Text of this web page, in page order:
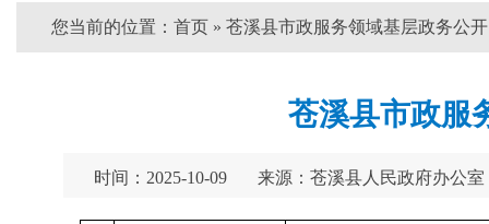
您当前的位置： 首页 » 苍溪县市政服务领域基层政务公
苍溪县市政服
时间：2025-10-09 来源：苍溪县人民政府办公室